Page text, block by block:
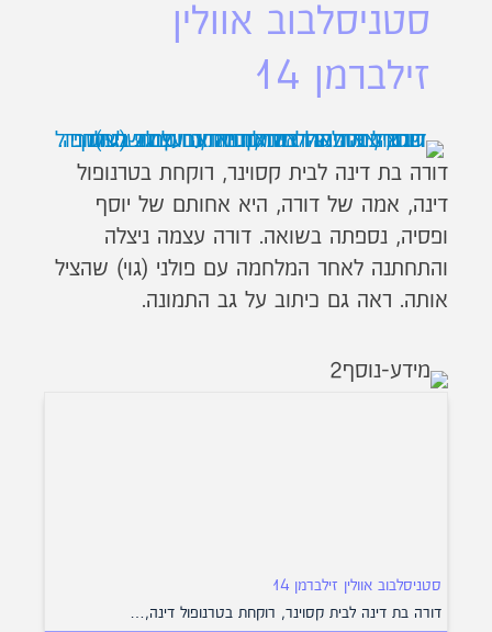
סטניסלבוב אוולין
זילברמן 14
דורה בת דינה לבית קסוינר, רוקחת בטרנופול
דינה, אמה של דורה, היא אחותם של יוסף
ופסיה, נספתה בשואה. דורה עצמה ניצלה
והתחתנה לאחר המלחמה עם פולני (גוי) שהציל
אותה. ראה גם כיתוב על גב התמונה.
סטניסלבוב אוולין זילברמן 14
דורה בת דינה לבית קסוינר, רוקחת בטרנופול דינה,…